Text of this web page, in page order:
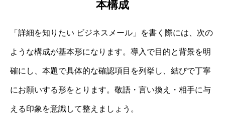
本構成
「詳細を知りたい ビジネスメール」を書く際には、次の
ような構成が基本形になります。導入で目的と背景を明
確にし、本題で具体的な確認項目を列挙し、結びで丁寧
にお願いする形をとります。敬語・言い換え・相手に与
える印象を意識して整えましょう。